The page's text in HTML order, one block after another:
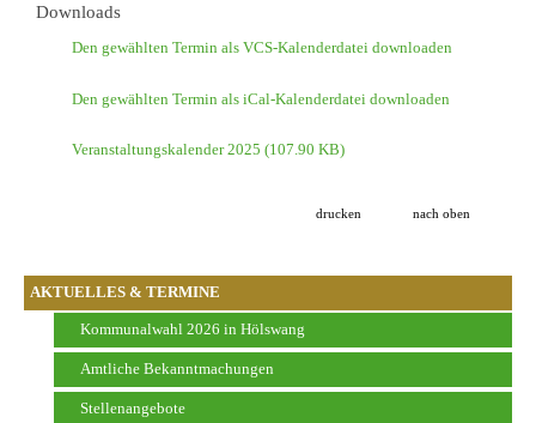
AKTUELLES & TERMINE
Kommunalwahl 2026 in Hölswang
Amtliche Bekanntmachungen
Stellenangebote
Downloads
Den gewählten Termin als VCS-Kalenderdatei downloaden
Den gewählten Termin als iCal-Kalenderdatei downloaden
Veranstaltungskalender 2025 (107.90 KB)
drucken nach oben